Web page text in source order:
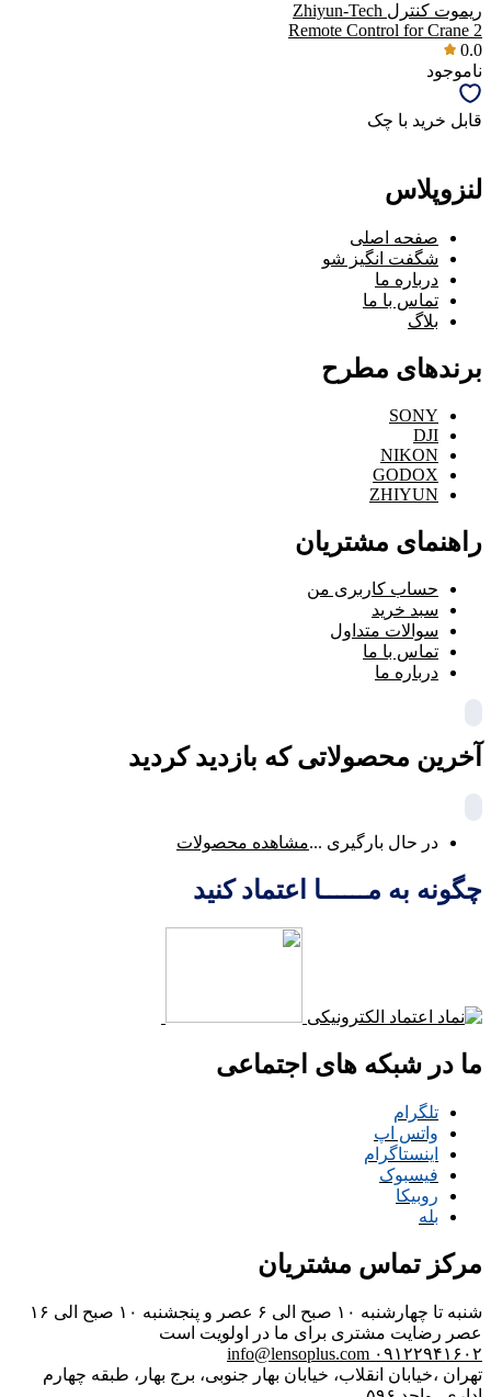
ریموت کنترل Zhiyun-Tech
Remote Control for Crane 2
0.0
ناموجود
قابل خرید با چک
لنزوپلاس
صفحه اصلی
شگفت انگیز شو
درباره ما
تماس با ما
بلاگ
برندهای مطرح
SONY
DJI
NIKON
GODOX
ZHIYUN
راهنمای مشتریان
حساب کاربری من
سبد خرید
سوالات متداول
تماس با ما
درباره ما
آخرین محصولاتی که بازدید کردید
در حال بارگیری ...مشاهده محصولات
چگونه به مــــــا اعتماد کنید
ما در شبکه های اجتماعی
تلگرام
واتس اپ
اینستاگرام
فیسبوک
روبیکا
بله
مرکز تماس مشتریان
شنبه تا چهارشنبه ۱۰ صبح الی ۶ عصر و پنجشنبه ۱۰ صبح الی ۱۶
عصر رضایت مشتری برای ما در اولویت است
۰۹۱۲۲۹۴۱۶۰۲ info@lensoplus.com
تهران ،خیابان انقلاب، خیابان بهار جنوبی، برج بهار، طبقه چهارم